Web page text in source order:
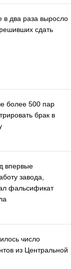
в два раза выросло
сдать
более 500 пар
брак в
впервые
завода,
фальсификат
число
из Центральной